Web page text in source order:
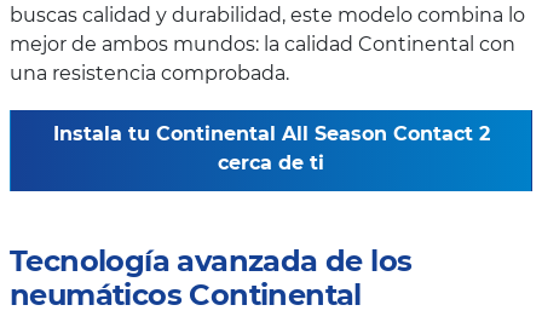
buscas calidad y durabilidad, este modelo combina lo
mejor de ambos mundos: la calidad Continental con
una resistencia comprobada.
Instala tu Continental All Season Contact 2
cerca de ti
Tecnología avanzada de los
neumáticos Continental